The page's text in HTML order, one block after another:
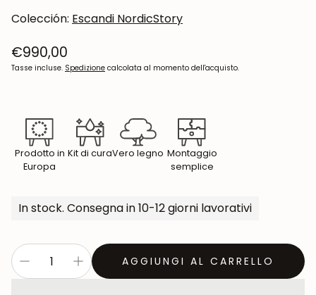
Colección: Escandi NordicStory
Prezzo
normale
€990,00
Tasse incluse. Spedizione calcolata al momento dell'acquisto.
Prodotto in
Europa
Kit di curaVero legno Montaggio
semplice
In stock. Consegna in 10-12 giorni lavorativi
AGGIUNGI AL CARRELLO